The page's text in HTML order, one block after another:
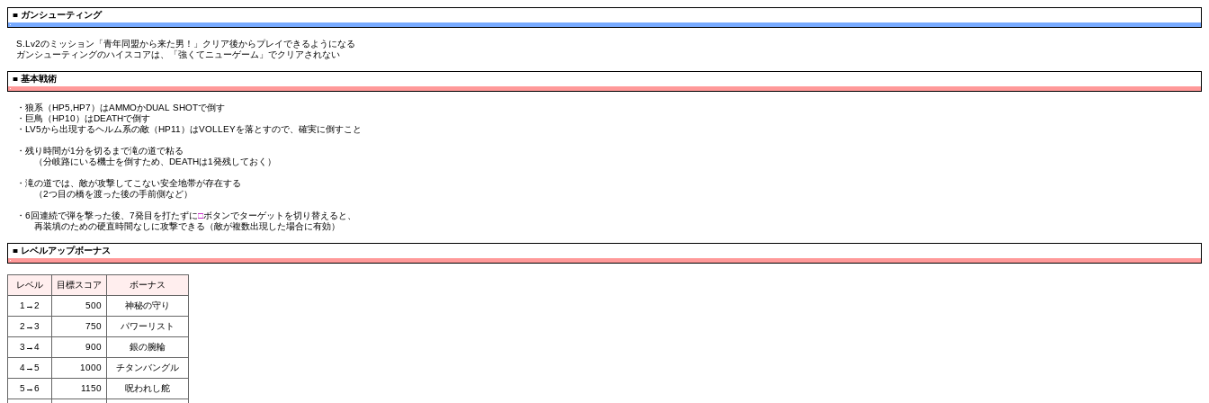
■ ガンシューティング
S.Lv2のミッション「青年同盟から来た男！」クリア後からプレイできるようになる
ガンシューティングのハイスコアは、「強くてニューゲーム」でクリアされない
■ 基本戦術
・狼系（HP5,HP7）はAMMOかDUAL SHOTで倒す
・巨鳥（HP10）はDEATHで倒す
・LV5から出現するヘルム系の敵（HP11）はVOLLEYを落とすので、確実に倒すこと
・残り時間が1分を切るまで滝の道で粘る
（分岐路にいる機士を倒すため、DEATHは1発残しておく）
・滝の道では、敵が攻撃してこない安全地帯が存在する
（2つ目の橋を渡った後の手前側など）
・6回連続で弾を撃った後、7発目を打たずに□ボタンでターゲットを切り替えると、
再装填のための硬直時間なしに攻撃できる（敵が複数出現した場合に有効）
■ レベルアップボーナス
レベル 目標スコア ボーナス
1→2 500 神秘の守り
2→3 750 パワーリスト
3→4 900 銀の腕輪
4→5 1000 チタンバングル
5→6 1150 呪われし舵